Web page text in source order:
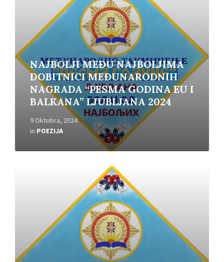
NAJBOLJI MEĐU NAJBOLJIMA
DOBITNICI MEĐUNARODNIH
NAGRADA “PESMA GODINA EU I
BALKANA” LJUBLJANA 2024
9 Oktobra, 2024
in POEZIJA